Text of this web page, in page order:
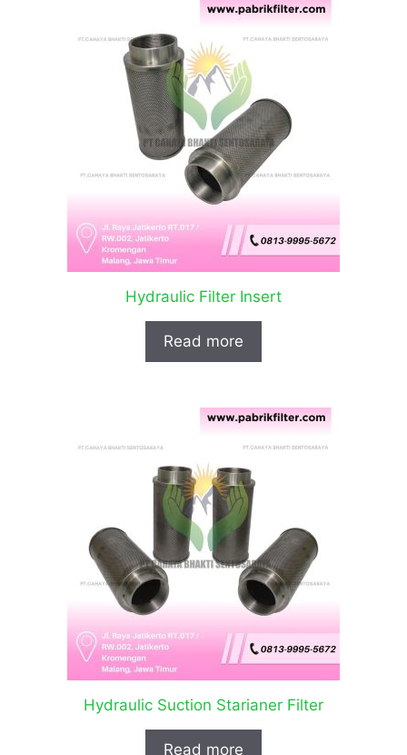
Hydraulic Filter Insert
Read more
Hydraulic Suction Starianer Filter
Read more